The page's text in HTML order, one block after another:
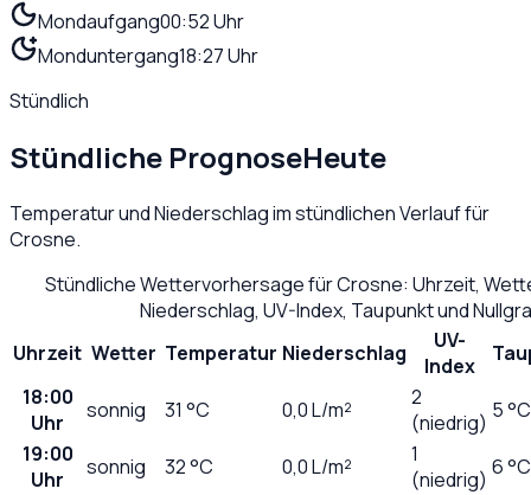
Mondaufgang00:52 Uhr
Monduntergang18:27 Uhr
Stündlich
Stündliche PrognoseHeute
Temperatur und Niederschlag im stündlichen Verlauf für
Crosne.
Stündliche Wettervorhersage fürCrosne: Uhrzeit,
Niederschlag, UV-Index, Taupunkt und
Uhrzeit Wetter Temperatur Niederschlag
UV-
Index
18:00
Uhr
sonnig 31 °C 0,0L/m²
2
(niedrig) 5 °C
19:00
Uhr
sonnig 32°C 0,0L/m²
1
(niedrig) 6 °C